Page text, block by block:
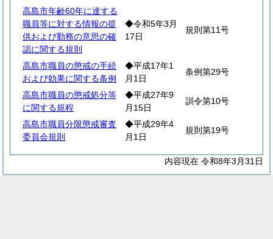
高島市年齢60年に達する
職員等に対する情報の提
供および勤務の意思の確
認に関する規則
◆令和5年3月
17日
規則第11号
高島市職員の懲戒の手続
および効果に関する条例
◆平成17年1
月1日
条例第29号
高島市職員の懲戒処分等
に関する規程
◆平成27年9
月15日
訓令第10号
高島市職員分限懲戒審査
委員会規則
◆平成29年4
月1日
規則第19号
内容現在 令和8年3月31日